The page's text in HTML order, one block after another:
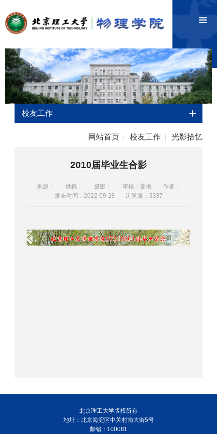
校友工作
网站首页 校友工作 光影拾忆
2010届毕业生合影
来源： 供稿： 摄影： 审核：姜艳
作者：
发布时间：2022-09-28
浏览量： 3337
北京理工大学版权所有
地址：北京海淀区中关村南大街5号
邮编：100081